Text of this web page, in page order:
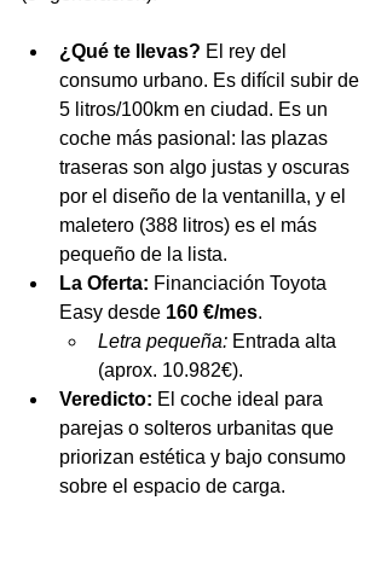
¿Qué te llevas? El rey del
consumo urbano. Es difícil subir de
5 litros/100km en ciudad. Es un
coche más pasional: las plazas
traseras son algo justas y oscuras
por el diseño de la ventanilla, y el
maletero (388 litros) es el más
pequeño de la lista.
La Oferta: Financiación Toyota
Easy desde 160 €/mes.
Letra pequeña: Entrada alta
(aprox. 10.982€).
Veredicto: El coche ideal para
parejas o solteros urbanitas que
priorizan estética y bajo consumo
sobre el espacio de carga.